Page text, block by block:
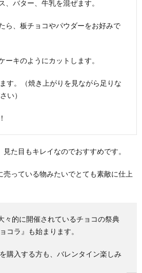
、バター、牛乳を混ぜます。
ら、板チョコやパウダーをお好みで
ーキのようにカットします。
す。（焼き上がりを見ながら足りな
い）
た目もキレイなのでおすすめです。
売っている物みたいでとても素敵に仕上
々的に開催されているチョコの祭典
コラ』も始まります。
購入する方も、バレンタイン楽しみ